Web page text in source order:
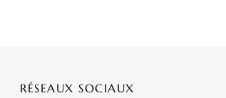
RÉSEAUX SOCIAUX